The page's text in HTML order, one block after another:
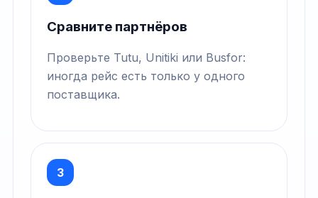
Сравните партнёров
Проверьте Tutu, Unitiki или Busfor:
иногда рейс есть только у одного
поставщика.
3